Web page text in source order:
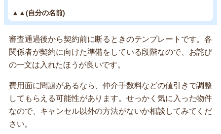
▲▲(自分の名前)
審査通過後から契約前に断るときのテンプレートです。各
関係者が契約に向けた準備をしている段階なので、お詫び
の一文は入れたほうが良いです。
費用面に問題があるなら、仲介手数料などの値引きで調整
してもらえる可能性があります。せっかく気に入った物件
なので、キャンセル以外の方法がないか相談してみてくだ
さい。